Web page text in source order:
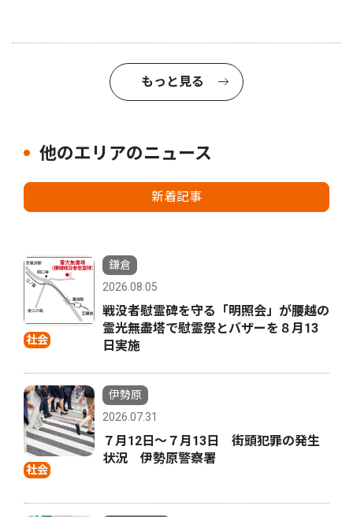
もっと見る
他のエリアのニュース
新着記事
社会
鎌倉
2026.08.05
戦没者慰霊碑を守る「明照会」が腰越の
霊光無盡塔で慰霊祭とバザーを８月13
日実施
社会
伊勢原
2026.07.31
７月12日〜７月13日 街頭犯罪の発生
状況 伊勢原警察署